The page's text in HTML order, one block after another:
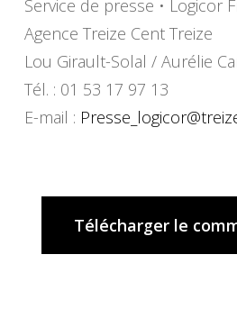
Service de presse • Logicor
Agence Treize Cent Treize
Lou Girault-Solal / Aurélie
Tél. : 01 53 17 97 13
E-mail : Presse_logicor@
Télécharger le